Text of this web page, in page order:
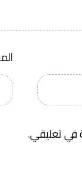
في تعليقي.